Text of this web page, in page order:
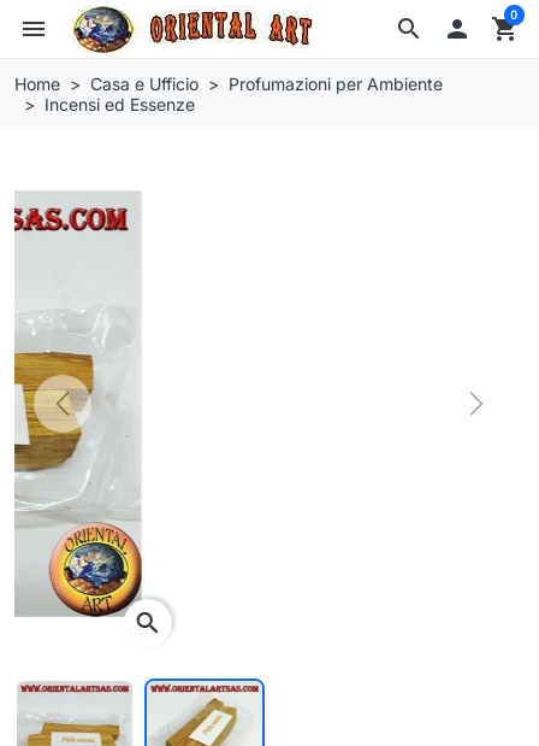
search
menu  shopping_cart
0
Home Casa e Ufficio
Profumazioni per Ambiente
Incensi ed Essenze
Previous Next